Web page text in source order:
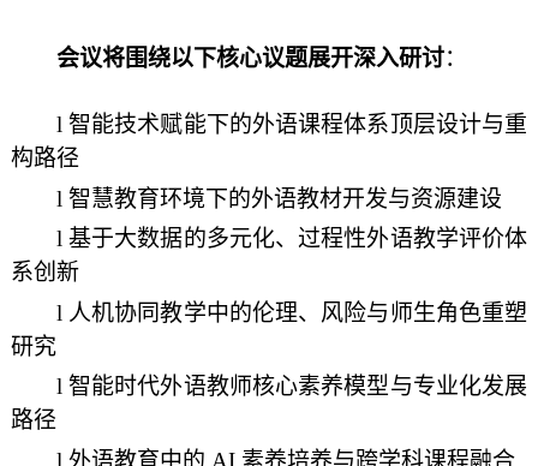
会议将围绕以下核心议题展开深入研讨：
l 智能技术赋能下的外语课程体系顶层设计与重
构路径
l 智慧教育环境下的外语教材开发与资源建设
l基于大数据的多元化、过程性外语教学评价体
系创新
l 人机协同教学中的伦理、风险与师生角色重塑
研究
l 智能时代外语教师核心素养模型与专业化发展
路径
l 外语教育中的 AI 素养培养与跨学科课程融合